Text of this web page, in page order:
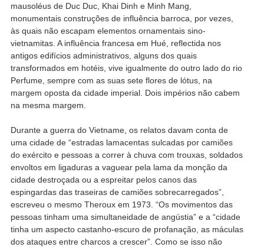
mausoléus de Duc Duc, Khai Dinh e Minh Mang,
monumentais construções de influência barroca, por vezes,
às quais não escapam elementos ornamentais sino-
vietnamitas. A influência francesa em Hué, reflectida nos
antigos edifícios administrativos, alguns dos quais
transformados em hotéis, vive igualmente do outro lado do rio
Perfume, sempre com as suas sete flores de lótus, na
margem oposta da cidade imperial. Dois impérios não cabem
na mesma margem.
Durante a guerra do Vietname, os relatos davam conta de
uma cidade de “estradas lamacentas sulcadas por camiões
do exército e pessoas a correr à chuva com trouxas, soldados
envoltos em ligaduras a vaguear pela lama da monção da
cidade destroçada ou a espreitar pelos canos das
espingardas das traseiras de camiões sobrecarregados”,
escreveu o mesmo Theroux em 1973. “Os movimentos das
pessoas tinham uma simultaneidade de angústia” e a “cidade
tinha um aspecto castanho-escuro de profanação, as máculas
dos ataques entre charcos a crescer”. Como se isso não